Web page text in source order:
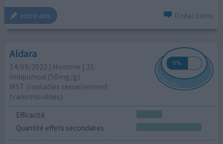
votre avis 0 réactions
Aldara
14/09/2022 | Homme | 21
imiquimod (50mg/g)
MST (maladies sexuellement
transmissibles)
Efficacité
Quantité effets secondaires